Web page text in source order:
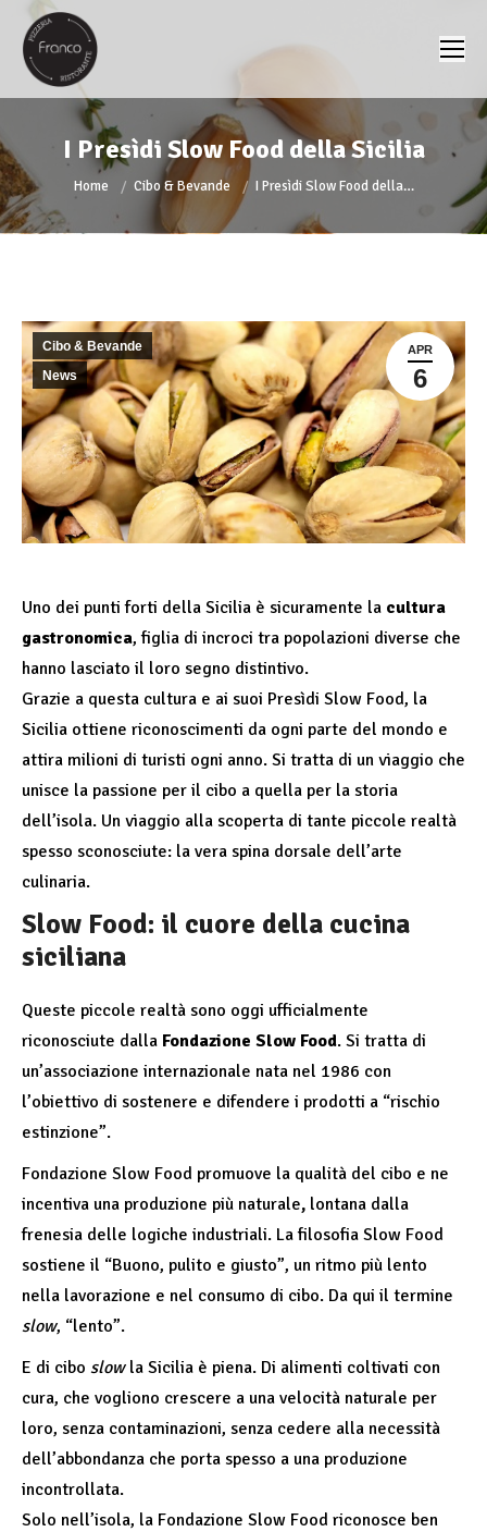
I Presìdi Slow Food della Sicilia
You are here:
Home Cibo & Bevande I Presìdi Slow Food della…
APR
6
Cibo & Bevande
News
Uno dei punti forti della Sicilia è sicuramente la cultura
gastronomica, figlia di incroci tra popolazioni diverse che
hanno lasciato il loro segno distintivo.
Grazie a questa cultura e ai suoi Presìdi Slow Food, la
Sicilia ottiene riconoscimenti da ogni parte del mondo e
attira milioni di turisti ogni anno. Si tratta di un viaggio che
unisce la passione per il cibo a quella per la storia
dell’isola. Un viaggio alla scoperta di tante piccole realtà
spesso sconosciute: la vera spina dorsale dell’arte
culinaria.
Slow Food: il cuore della cucina
siciliana
Queste piccole realtà sono oggi ufficialmente
riconosciute dalla Fondazione Slow Food. Si tratta di
un’associazione internazionale nata nel 1986 con
l’obiettivo di sostenere e difendere i prodotti a “rischio
estinzione”.
Fondazione Slow Food promuove la qualità del cibo e ne
incentiva una produzione più naturale, lontana dalla
frenesia delle logiche industriali. La filosofia Slow Food
sostiene il “Buono, pulito e giusto”, un ritmo più lento
nella lavorazione e nel consumo di cibo. Da qui il termine
slow, “lento”.
E di cibo slowla Sicilia è piena. Di alimenti coltivati con
cura, che vogliono crescere a una velocità naturale per
loro, senza contaminazioni, senza cedere alla necessità
dell’abbondanza che porta spesso a una produzione
incontrollata.
Solo nell’isola, la Fondazione Slow Food riconosce ben